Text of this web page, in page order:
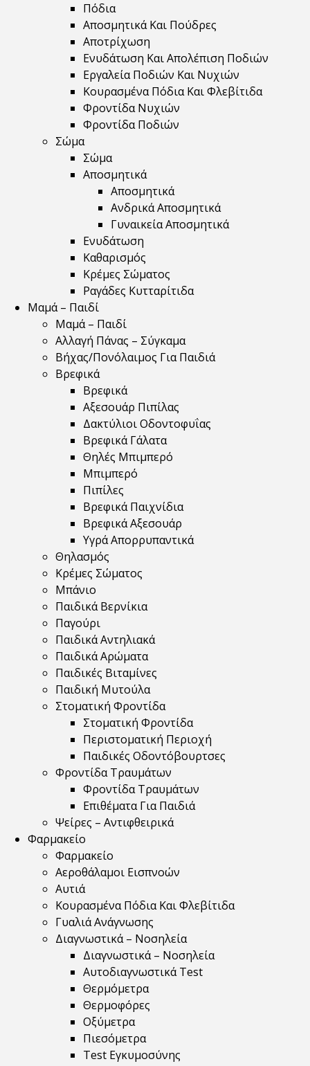
Πόδια
Αποσμητικά Και Πούδρες
Αποτρίχωση
Ενυδάτωση Και Απολέπιση Ποδιών
Εργαλεία Ποδιών Και Νυχιών
Κουρασμένα Πόδια Και Φλεβίτιδα
Φροντίδα Νυχιών
Φροντίδα Ποδιών
Σώμα
Σώμα
Αποσμητικά
Αποσμητικά
Ανδρικά Αποσμητικά
Γυναικεία Αποσμητικά
Ενυδάτωση
Καθαρισμός
Κρέμες Σώματος
Ραγάδες Κυτταρίτιδα
Μαμά – Παιδί
Μαμά – Παιδί
Αλλαγή Πάνας – Σύγκαμα
Βήχας/Πονόλαιμος Για Παιδιά
Βρεφικά
Βρεφικά
Αξεσουάρ Πιπίλας
Δακτύλιοι Οδοντοφυΐας
Βρεφικά Γάλατα
Θηλές Μπιμπερό
Μπιμπερό
Πιπίλες
Βρεφικά Παιχνίδια
Βρεφικά Αξεσουάρ
Υγρά Απορρυπαντικά
Θηλασμός
Κρέμες Σώματος
Μπάνιο
Παιδικά Βερνίκια
Παγούρι
Παιδικά Αντηλιακά
Παιδικά Αρώματα
Παιδικές Βιταμίνες
Παιδική Μυτούλα
Στοματική Φροντίδα
Στοματική Φροντίδα
Περιστοματική Περιοχή
Παιδικές Οδοντόβουρτσες
Φροντίδα Τραυμάτων
Φροντίδα Τραυμάτων
Επιθέματα Για Παιδιά
Ψείρες – Αντιφθειρικά
Φαρμακείο
Φαρμακείο
Αεροθάλαμοι Εισπνοών
Αυτιά
Κουρασμένα Πόδια Και Φλεβίτιδα
Γυαλιά Ανάγνωσης
Διαγνωστικά – Νοσηλεία
Διαγνωστικά – Νοσηλεία
Αυτοδιαγνωστικά Test
Θερμόμετρα
Θερμοφόρες
Οξύμετρα
Πιεσόμετρα
Test Εγκυμοσύνης